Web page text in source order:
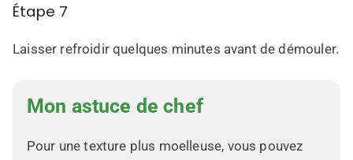
Étape 7
Laisser refroidir quelques minutes avant de démouler.
Mon astuce de chef
Pour une texture plus moelleuse, vous pouvez